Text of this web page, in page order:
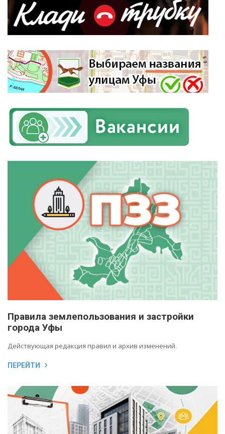
Правила землепользования и застройки
города Уфы
Действующая редакция правил и архив изменений.
ПЕРЕЙТИ